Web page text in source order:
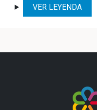
VER LEYENDA